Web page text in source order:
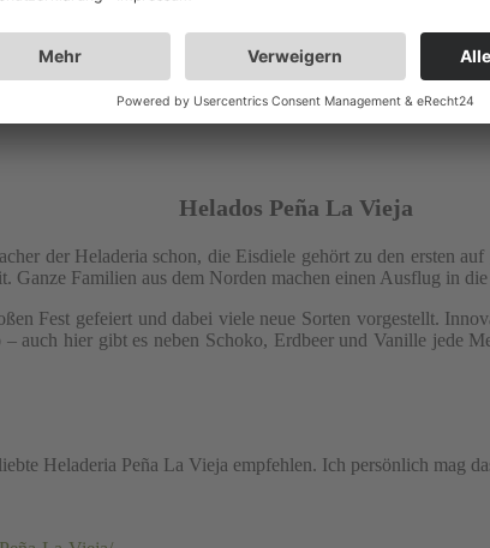
Helados Peña La Vieja
der Heladeria schon, die Eisdiele gehört zu den ersten
Ganze Familien aus dem Norden machen einen Ausflug in
Fest gefeiert und dabei viele neue Sorten vorgestellt.
hier gibt es neben Schoko, Erdbeer und Vanille jede
Heladeria Peña La Vieja empfehlen. Ich persönlich mag